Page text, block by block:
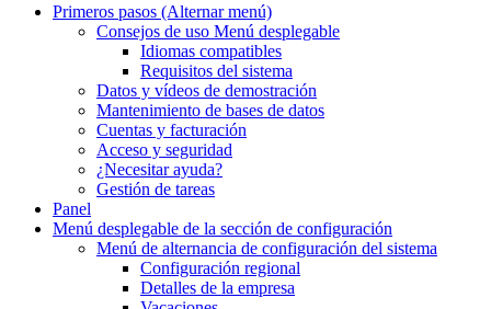
Primeros pasos (Alternar menú)
Consejos de uso Menú desplegable
Idiomas compatibles
Requisitos del sistema
Datos y vídeos de demostración
Mantenimiento de bases de datos
Cuentas y facturación
Acceso y seguridad
¿Necesitar ayuda?
Gestión de tareas
Panel
Menú desplegable de la sección de configuración
Menú de alternancia de configuración del sistema
Configuración regional
Detalles de la empresa